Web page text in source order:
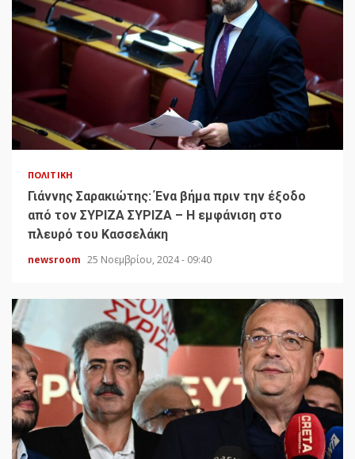
ΠΟΛΙΤΙΚΉ
Γιάννης Σαρακιώτης: Ένα βήμα πριν την έξοδο
από τον ΣΥΡΙΖΑ ΣΥΡΙΖΑ – Η εμφάνιση στο
πλευρό του Κασσελάκη
newsroom 25 Νοεμβρίου, 2024 - 09:40